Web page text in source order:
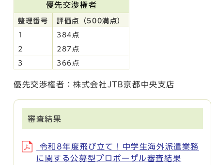
優先交渉権者
整理番号 評価点（500満点）
1 384点
2 287点
3 366点
優先交渉権者：株式会社JTB京都中央支店
審査結果
令和8年度飛び立て！中学生海外派遣業務
に関する公募型プロポーザル審査結果